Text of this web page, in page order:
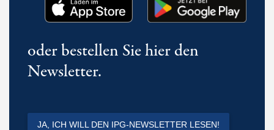
oder bestellen Sie hier den
Newsletter.
JA, ICH WILL DEN IPG-NEWSLETTER LESEN!